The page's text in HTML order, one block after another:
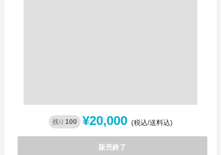
残り 100 ¥20,000 (税込/送料込)
販売終了